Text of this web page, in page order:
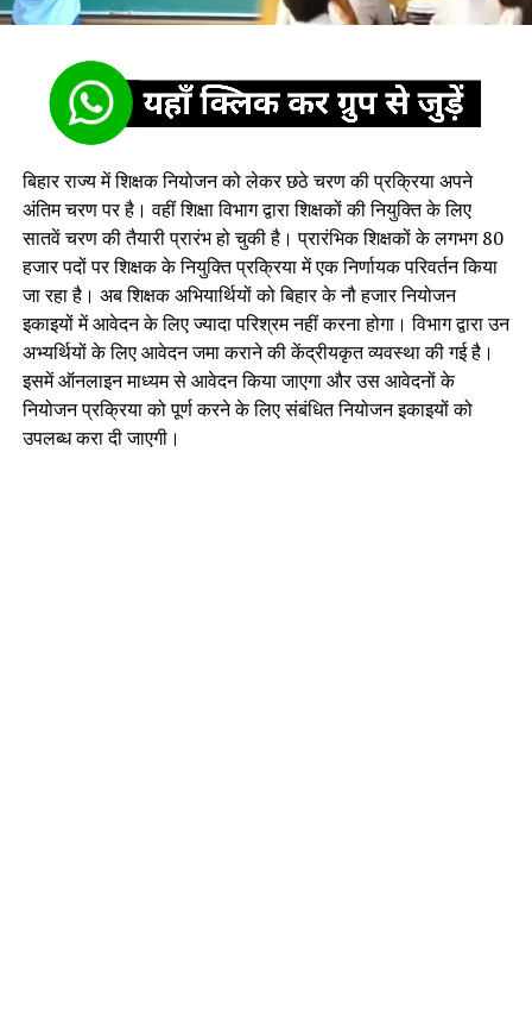
बिहार राज्य में शिक्षक नियोजन को लेकर छठे चरण की प्रक्रिया अपने
अंतिम चरण पर है। वहीं शिक्षा विभाग द्वारा शिक्षकों की नियुक्ति के लिए
सातवें चरण की तैयारी प्रारंभ हो चुकी है। प्रारंभिक शिक्षकों के लगभग 80
हजार पदों पर शिक्षक के नियुक्ति प्रक्रिया में एक निर्णायक परिवर्तन किया
जा रहा है। अब शिक्षक अभियार्थियों को बिहार के नौ हजार नियोजन
इकाइयों में आवेदन के लिए ज्यादा परिश्रम नहीं करना होगा। विभाग द्वारा उन
अभ्यर्थियों के लिए आवेदन जमा कराने की केंद्रीयकृत व्यवस्था की गई है।
इसमें ऑनलाइन माध्यम से आवेदन किया जाएगा और उस आवेदनों के
नियोजन प्रक्रिया को पूर्ण करने के लिए संबंधित नियोजन इकाइयों को
उपलब्ध करा दी जाएगी।